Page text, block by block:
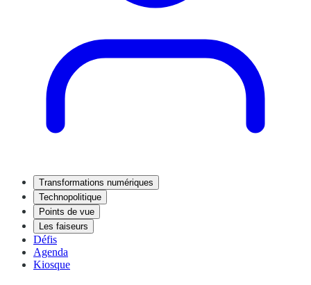
Transformations numériques
Technopolitique
Points de vue
Les faiseurs
Défis
Agenda
Kiosque